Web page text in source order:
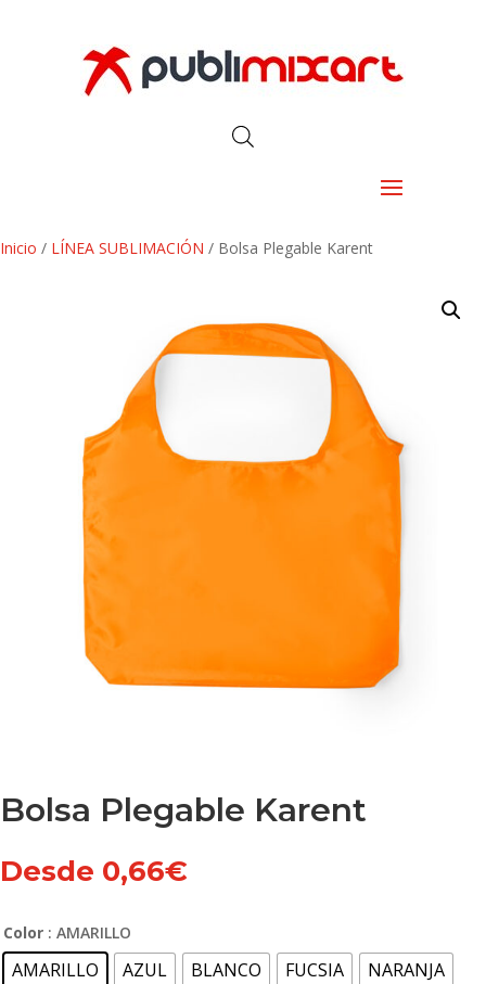
Inicio / LÍNEA SUBLIMACIÓN / Bolsa Plegable Karent
Bolsa Plegable Karent
Desde 0,66€
Color : AMARILLO
AMARILLO AZUL BLANCO FUCSIA
NARANJA